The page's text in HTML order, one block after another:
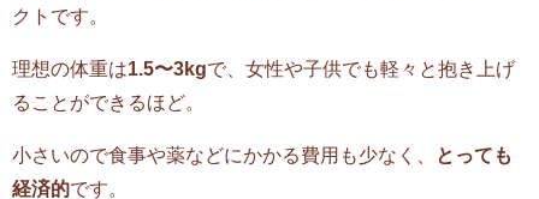
クトです。
理想の体重は1.5〜3kgで、女性や子供でも軽々と抱き上げ
ることができるほど。
小さいので食事や薬などにかかる費用も少なく、
とっても
経済的です。